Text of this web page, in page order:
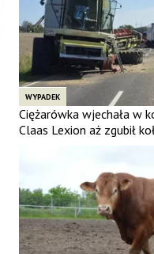
WYPADEK
Ciężarówka wjechała w
Claas Lexion aż zgubił